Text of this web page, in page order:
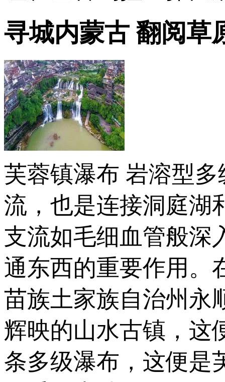
寻城内蒙古 翻阅草
芙蓉镇瀑布 岩溶型
流，也是连接洞庭湖
支流如毛细血管般深
通东西的重要作用。
苗族土家族自治州永
辉映的山水古镇，这
条多级瀑布，这便是